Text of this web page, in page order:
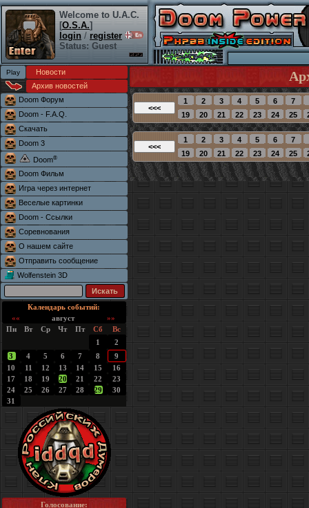
Welcome to U.A.C.
[O.S.A.]
login / register
Status: Guest
Новости
Архив новостей
Doom Форум
Doom - F.A.Q.
Скачать
Doom 3
Doom®
Doom Фильм
Игра через интернет
Веселые картинки
Doom - Ссылки
Соревнования
О нашем сайте
Отправить сообщение
Wolfenstein 3D
Календарь событий:
««
август
»»
Пн
Вт Ср Чт Пт Сб
Вс
1
2
3
4 5 6 7 8
9
10
11 12 13 14 15
16
17
18 19 20 21 22
23
24
25 26 27 28 29
30
31
Голосование: